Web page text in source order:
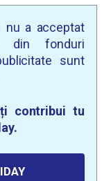
nu a acceptat
din fonduri
sunt
contribui tu